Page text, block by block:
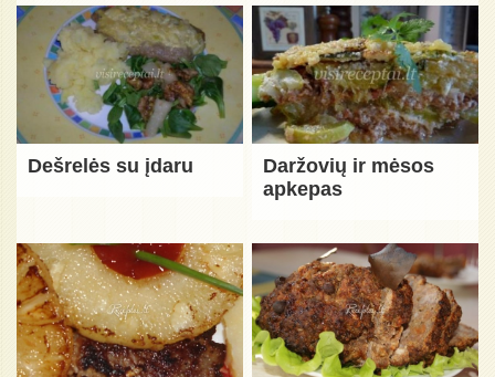
Dešrelės su įdaru
Daržovių ir mėsos
apkepas